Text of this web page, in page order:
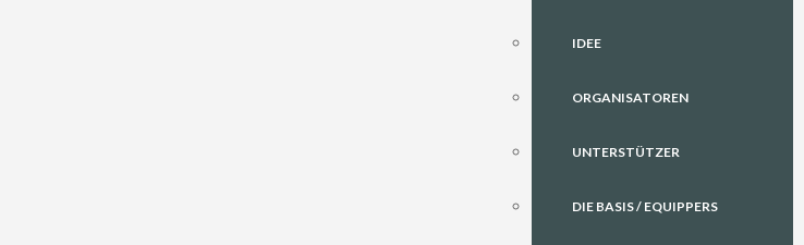
IDEE
ORGANISATOREN
UNTERSTÜTZER
DIE BASIS / EQUIPPERS